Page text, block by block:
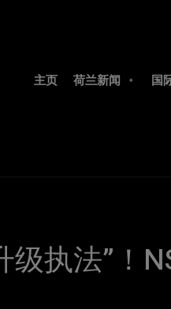
主页 荷兰新闻 国
级执法”！